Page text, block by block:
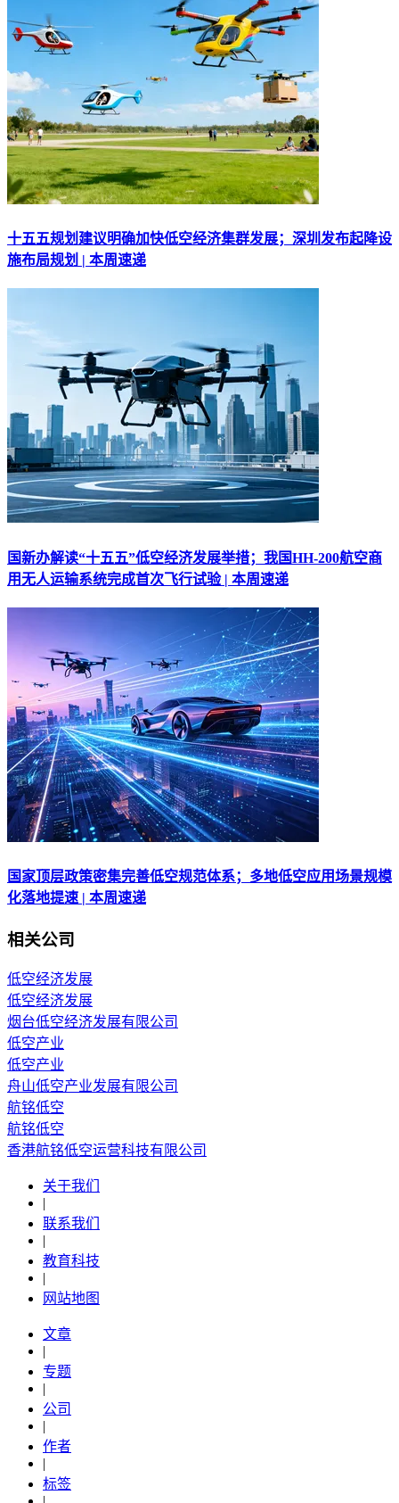
十五五规划建议明确加快低空经济集群发展；深圳发布起降设
施布局规划 | 本周速递
国新办解读“十五五”低空经济发展举措；我国HH-200航空商
用无人运输系统完成首次飞行试验 | 本周速递
国家顶层政策密集完善低空规范体系；多地低空应用场景规模
化落地提速 | 本周速递
相关公司
低空经济发展
低空经济发展
烟台低空经济发展有限公司
低空产业
低空产业
舟山低空产业发展有限公司
航铭低空
航铭低空
香港航铭低空运营科技有限公司
关于我们
|
联系我们
|
教育科技
|
网站地图
文章
|
专题
|
公司
|
作者
|
标签